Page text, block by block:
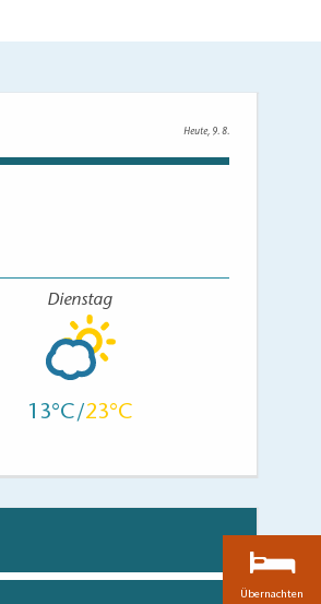
Heute, 9. 8.
Dienstag
13 23
Übernachten